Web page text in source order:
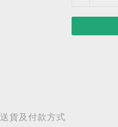
送貨及付款方式